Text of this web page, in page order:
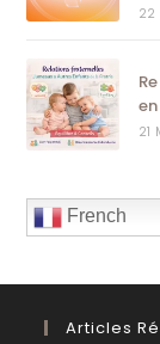
22
21
French
Articles